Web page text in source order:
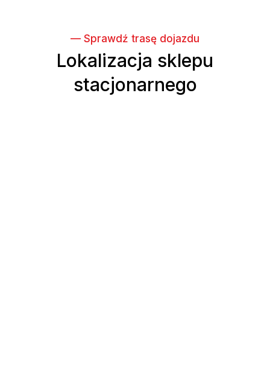
— Sprawdź trasę dojazdu
Lokalizacja sklepu
stacjonarnego